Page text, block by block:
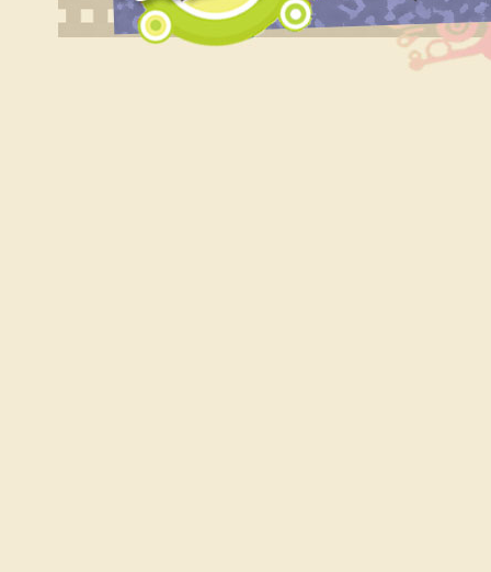
Marie
Qui consulter pour un bilan psychométrique ?
Siouplet
Qui consulter pour un bilan psychométrique ?